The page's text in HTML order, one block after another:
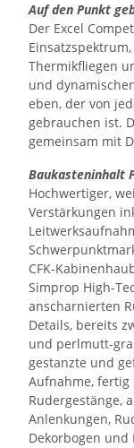
Auf den Punkt
Der Excel
Thermikfliegen
und
eben, der von
gebrauchen ist.
gemeinsam mit
Baukasteninhalt
Hochwertiger,
Verstärkungen
CFK-
Simprop High-
anscharnierten
Details, bereits
und perlmutt-
gestanzte und
Aufnahme, fertig
Rudergestänge,
Anlenkungen,
Dekorbogen